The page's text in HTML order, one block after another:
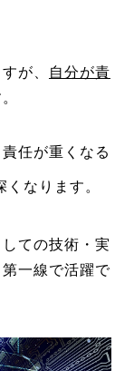
が、
自分が責
任が重くなる
くなります。
ての技術・実
一線で活躍で